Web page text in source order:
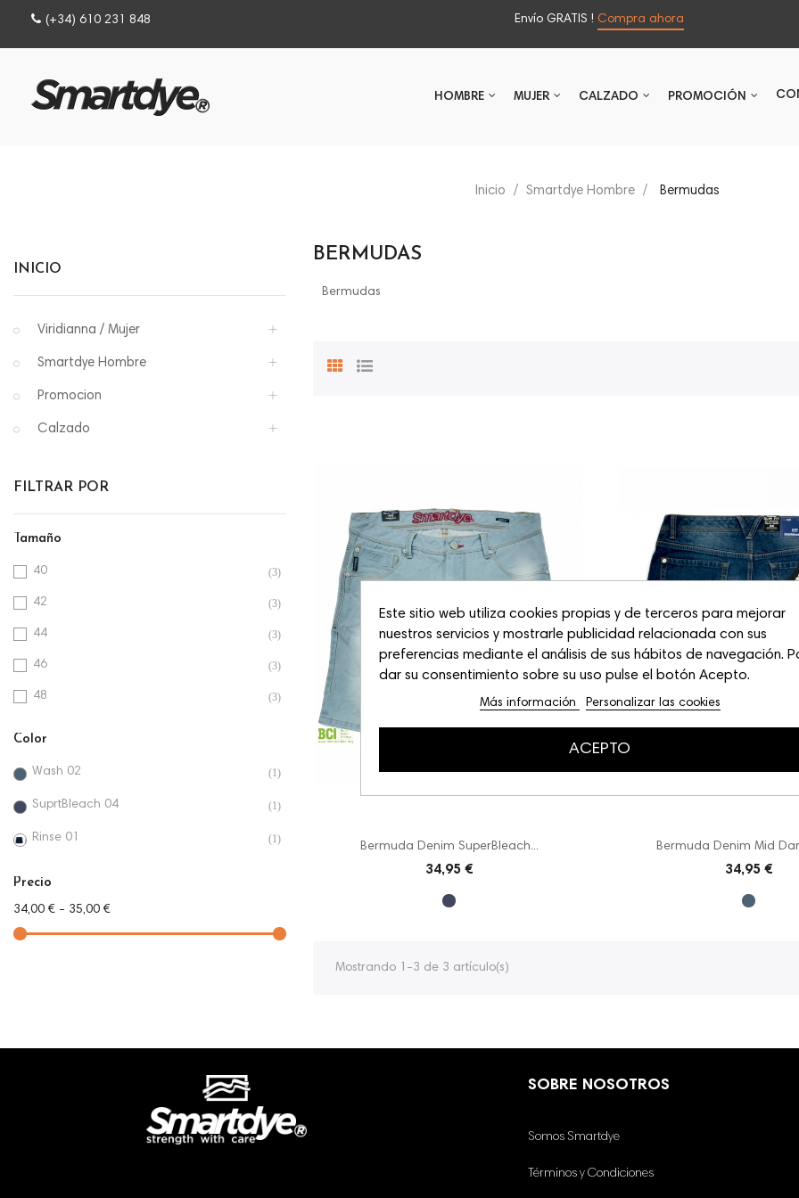
(+34) 610 231 848 Envío GRATIS ! Compra ahora
HOMBRE MUJER CALZADO PROMOCIÓN
Inicio Smartdye Hombre Bermudas
INICIO
Viridianna / Mujer
Smartdye Hombre
Promocion
Calzado
FILTRAR POR
Tamaño
40 (3)
42 (3)
44 (3)
46 (3)
48 (3)
Color
Wash 02 (1)
SuprtBleach 04 (1)
Rinse 01 (1)
Precio
34,00 € - 35,00 €
BERMUDAS
Bermudas
Bermuda Denim SuperBleach...
34,95 €
Bermuda Denim Mid
34,95 €
Mostrando 1-3 de 3 artículo(s)
SOBRE NOSOTROS
Somos Smartdye
Términos y Condiciones
Este sitio web utiliza cookies propias y de terceros para mejorar
nuestros servicios y mostrarle publicidad relacionada con sus
preferencias mediante el análisis de sus hábitos de navegación.
dar su consentimiento sobre su uso pulse el botón Acepto.
Más información Personalizar las cookies
ACEPTO